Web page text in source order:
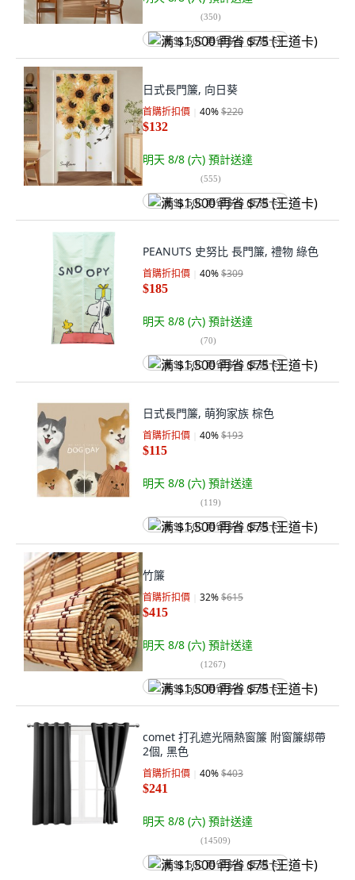
(350)
满 $1,500 再省 $75 (王道卡)
日式長門簾, 向日葵
首購折扣價 40%$220
$132
明天 8/8 (六) 預計送達
(555)
满 $1,500 再省 $75 (王道卡)
PEANUTS 史努比 長門簾, 禮物 綠色
首購折扣價 40%$309
$185
明天 8/8 (六) 預計送達
(70)
满 $1,500 再省 $75 (王道卡)
日式長門簾, 萌狗家族 棕色
首購折扣價 40%$193
$115
明天 8/8 (六) 預計送達
(119)
满 $1,500 再省 $75 (王道卡)
竹簾
首購折扣價 32%$615
$415
明天 8/8 (六) 預計送達
(1267)
满 $1,500 再省 $75 (王道卡)
comet 打孔遮光隔熱窗簾 附窗簾綁帶
2個, 黑色
首購折扣價 40%$403
$241
明天 8/8 (六) 預計送達
(14509)
满 $1,500 再省 $75 (王道卡)